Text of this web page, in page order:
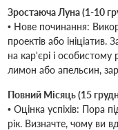
Зростаюча Луна (1-10
• Нове починання:
проектів або
на кар'єрі і
лимон або апельсин,
Повний Місяць (15
• Оцінка успіхів: Пора
рік. Визначте, чому ви